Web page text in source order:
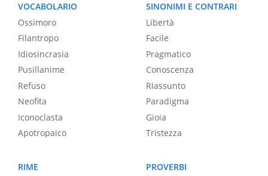
VOCABOLARIO
Ossimoro
Filantropo
Idiosincrasia
Pusillanime
Refuso
Neofita
Iconoclasta
Apotropaico
SINONIMI E CONTRARI
Libertà
Facile
Pragmatico
Conoscenza
Riassunto
Paradigma
Gioia
Tristezza
RIME
PROVERBI